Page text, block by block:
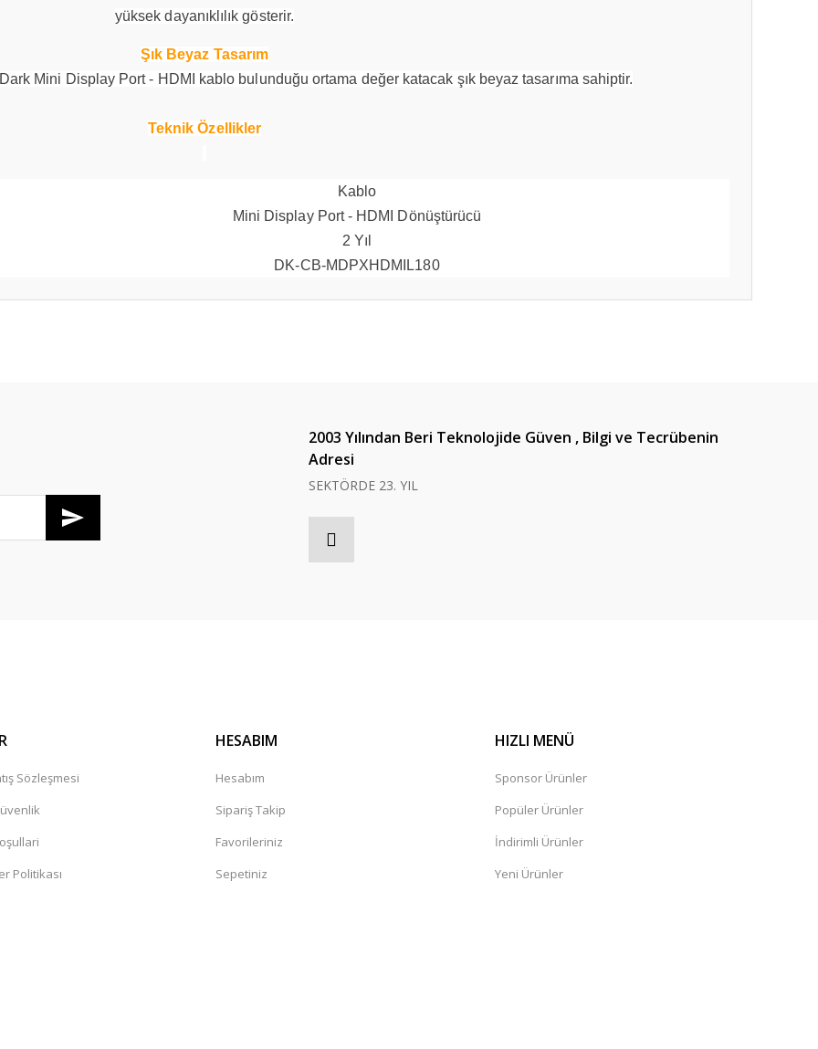
yüksek dayanıklılık gösterir.
Şık Beyaz Tasarım
Mini Display Port - HDMI kablo bulunduğu ortama değer katacak şık beyaz tasarıma sahiptir.
Teknik Özellikler
Kablo
Mini Display Port - HDMI Dönüştürücü
2 Yıl
DK-CB-MDPXHDMIL180
2003 Yılından Beri Teknolojide Güven , Bilgi ve Tecrübenin
Adresi
SEKTÖRDE 23. YIL
Sözleşmesi
Politikası
HESABIM
Hesabım
Sipariş Takip
Favorileriniz
Sepetiniz
HIZLI MENÜ
Sponsor Ürünler
Popüler Ürünler
İndirimli Ürünler
Yeni Ürünler